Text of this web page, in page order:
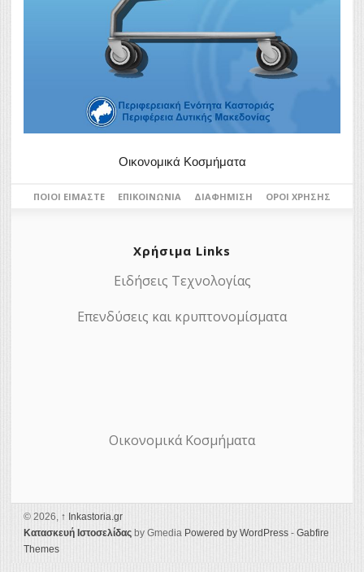
Οικονομικά Κοσμήματα
ΠΟΙΟΙ ΕΊΜΑΣΤΕ ΕΠΙΚΟΙΝΩΝΊΑ ΔΙΑΦΉΜΙΣΗ ΌΡΟΙ ΧΡΉΣΗΣ
Χρήσιμα Links
Ειδήσεις Τεχνολογίας
Επενδύσεις και κρυπτονομίσματα
Οικονομικά Κοσμήματα
© 2026, ↑ Ιnkastoria.gr
Κατασκευή Ιστοσελίδας by Gmedia Powered by WordPress - Gabfire
Themes